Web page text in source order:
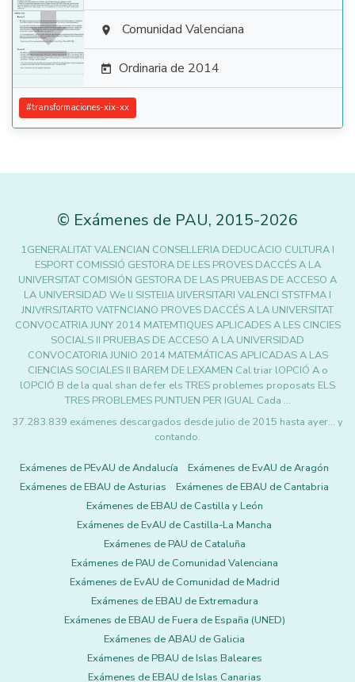
  Comunidad Valenciana
 Ordinaria de 2014
#transformaciones-xix-xx
© Exámenes de PAU, 2015-2026
1GENERALITAT VALENCIAN CONSELLERIA DEDUCACIO CULTURA I
ESPORT COMISSIÓ GESTORA DE LES PROVES DACCÉS A LA
UNIVERSITAT COMISIÓN GESTORA DE LAS PRUEBAS DE ACCESO A
LA UNIVERSIDAD We lI SISTElIA lJIVERSITARI VALENCI STSTFMA I
JNJVfRSJTARTO VATFNCIANO PROVES DACCÉS A LA UNIVERSITAT
CONVOCATRIA JUNY 2014 MATEMTIQUES APLICADES A LES CINCIES
SOCIALS II PRUEBAS DE ACCESO A LA UNIVERSIDAD
CONVOCATORIA JUNIO 2014 MATEMÁTICAS APLICADAS A LAS
CIENCIAS SOCIALES II BAREM DE LEXAMEN Cal triar lOPCIÓ A o
lOPCIÓ B de la qual shan de fer els TRES problemes proposats ELS
TRES PROBLEMES PUNTUEN PER IGUAL Cada …
37.283.839 exámenes descargados desde julio de 2015 hasta ayer... y
contando.
Exámenes de PEvAU de Andalucía
Exámenes de EvAU de Aragón
Exámenes de EBAU de Asturias
Exámenes de EBAU de Cantabria
Exámenes de EBAU de Castilla y León
Exámenes de EvAU de Castilla-La Mancha
Exámenes de PAU de Cataluña
Exámenes de PAU de Comunidad Valenciana
Exámenes de EvAU de Comunidad de Madrid
Exámenes de EBAU de Extremadura
Exámenes de EBAU de Fuera de España (UNED)
Exámenes de ABAU de Galicia
Exámenes de PBAU de Islas Baleares
Exámenes de EBAU de Islas Canarias